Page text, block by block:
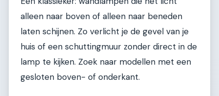
alleen naar boven of alleen naar beneden
laten schijnen. Zo verlicht je de gevel van je
huis of een schuttingmuur zonder direct in de
lamp te kijken. Zoek naar modellen met een
gesloten boven- of onderkant.